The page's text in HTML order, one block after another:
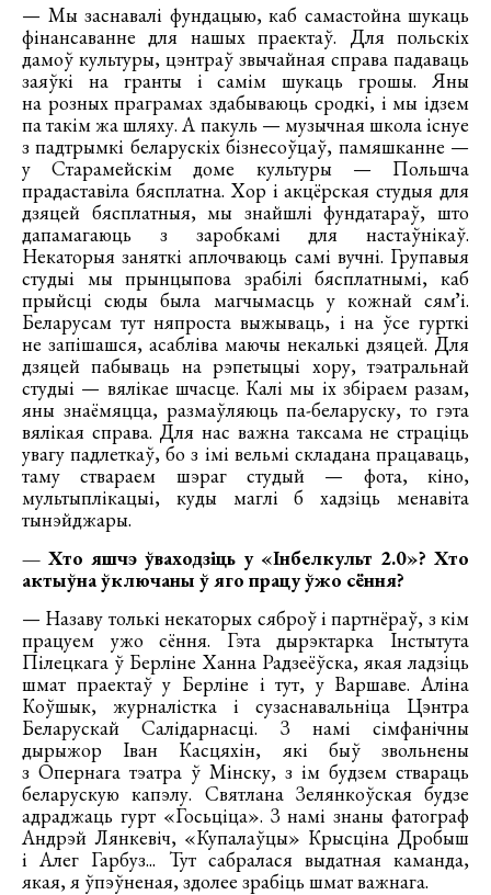
— Мы заснавалі фундацыю, каб самастойна шукаць
фінансаванне для нашых праектаў. Для польскіх
дамоў культуры, цэнтраў звычайная справа падаваць
заяўкі на гранты і самім шукаць грошы. Яны
на розных праграмах здабываюць сродкі, і мы ідзем
па такім жа шляху. А пакуль — музычная школа існуе
з падтрымкі беларускіх бізнесоўцаў, памяшканне —
у Старамейскім доме культуры — Польшча
прадаставіла бясплатна. Хор і акцёрская студыя для
дзяцей бясплатныя, мы знайшлі фундатараў, што
дапамагаюць з заробкамі для настаўнікаў.
Некаторыя заняткі аплочваюць самі вучні. Групавыя
студыі мы прынцыпова зрабілі бясплатнымі, каб
прыйсці сюды была магчымасць у кожнай сямʼі.
Беларусам тут няпроста выжываць, і на ўсе гурткі
не запішашся, асабліва маючы некалькі дзяцей. Для
дзяцей пабываць на рэпетыцыі хору, тэатральнай
студыі — вялікае шчасце. Калі мы іх збіраем разам,
яны знаёмяцца, размаўляюць па-беларуску, то гэта
вялікая справа. Для нас важна таксама не страціць
увагу падлеткаў, бо з імі вельмі складана працаваць,
таму ствараем шэраг студый — фота, кіно,
мультыплікацыі, куды маглі б хадзіць менавіта
тынэйджары.
— Хто яшчэ ўваходзіць у «Інбелкульт 2.0»? Хто
актыўна ўключаны ў яго працу ўжо сёння?
— Назаву толькі некаторых сяброў і партнёраў, з кім
працуем ужо сёння. Гэта дырэктарка Інстытута
Пілецкага ў Берліне Ханна Радзеёўска, якая ладзіць
шмат праектаў у Берліне і тут, у Варшаве. Аліна
Коўшык, журналістка і сузаснавальніца Цэнтра
Беларускай Салідарнасці. З намі сімфанічны
дырыжор Іван Касцяхін, які быў звольнены
з Опернага тэатра ў Мінску, з ім будзем ствараць
беларускую капэлу. Святлана Зелянкоўская будзе
адраджаць гурт «Госьціца». З намі знаны фатограф
Андрэй Лянкевіч, «Купалаўцы» Крысціна Дробыш
і Алег Гарбуз... Тут сабралася выдатная каманда,
якая, я ўпэўненая, здолее зрабіць шмат важнага.